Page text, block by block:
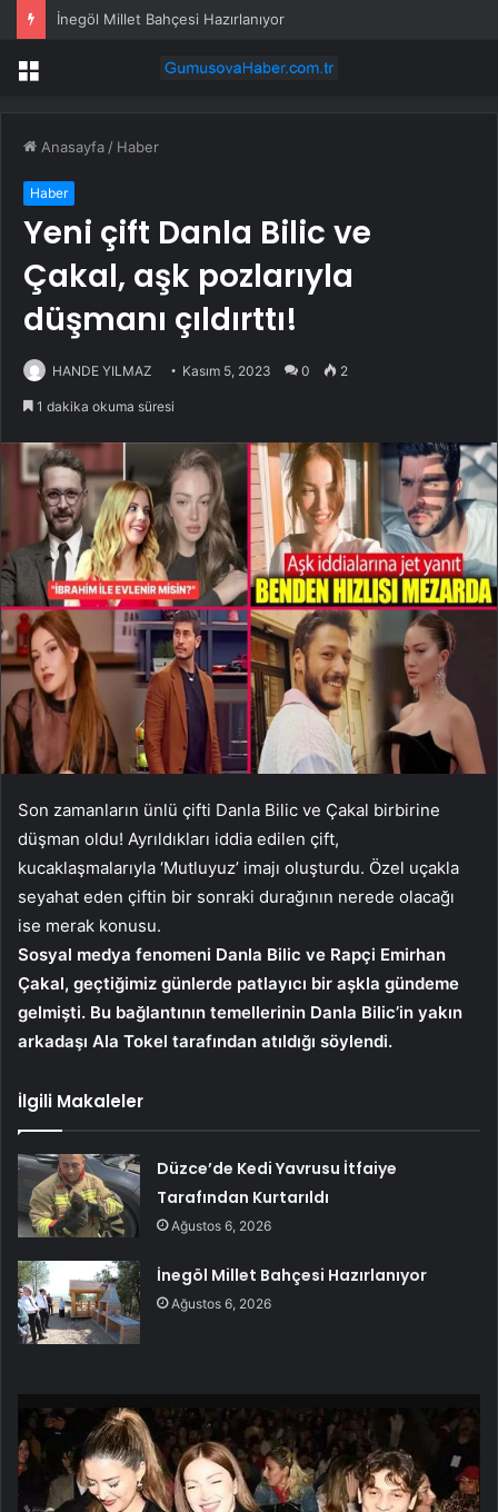
Yapay zekâ sosyal bilimcilere yeni kariyer kapıları açıyor!
Menü
Anasayfa / Haber
Haber
Yeni çift Danla Bilic ve
Çakal, aşk pozlarıyla
düşmanı çıldırttı!
HANDE YILMAZ Kasım 5, 2023 0 2
1 dakika okuma süresi
Son zamanların ünlü çifti Danla Bilic ve Çakal birbirine
düşman oldu! Ayrıldıkları iddia edilen çift,
kucaklaşmalarıyla ‘Mutluyuz’ imajı oluşturdu. Özel uçakla
seyahat eden çiftin bir sonraki durağının nerede olacağı
ise merak konusu.
Sosyal medya fenomeni Danla Bilic ve Rapçi Emirhan
Çakal, geçtiğimiz günlerde patlayıcı bir aşkla gündeme
gelmişti. Bu bağlantının temellerinin Danla Bilic’in yakın
arkadaşı Ala Tokel tarafından atıldığı söylendi.
İlgili Makaleler
Düzce’de Kedi Yavrusu İtfaiye
Tarafından Kurtarıldı
Ağustos 6, 2026
İnegöl Millet Bahçesi Hazırlanıyor
Ağustos 6, 2026